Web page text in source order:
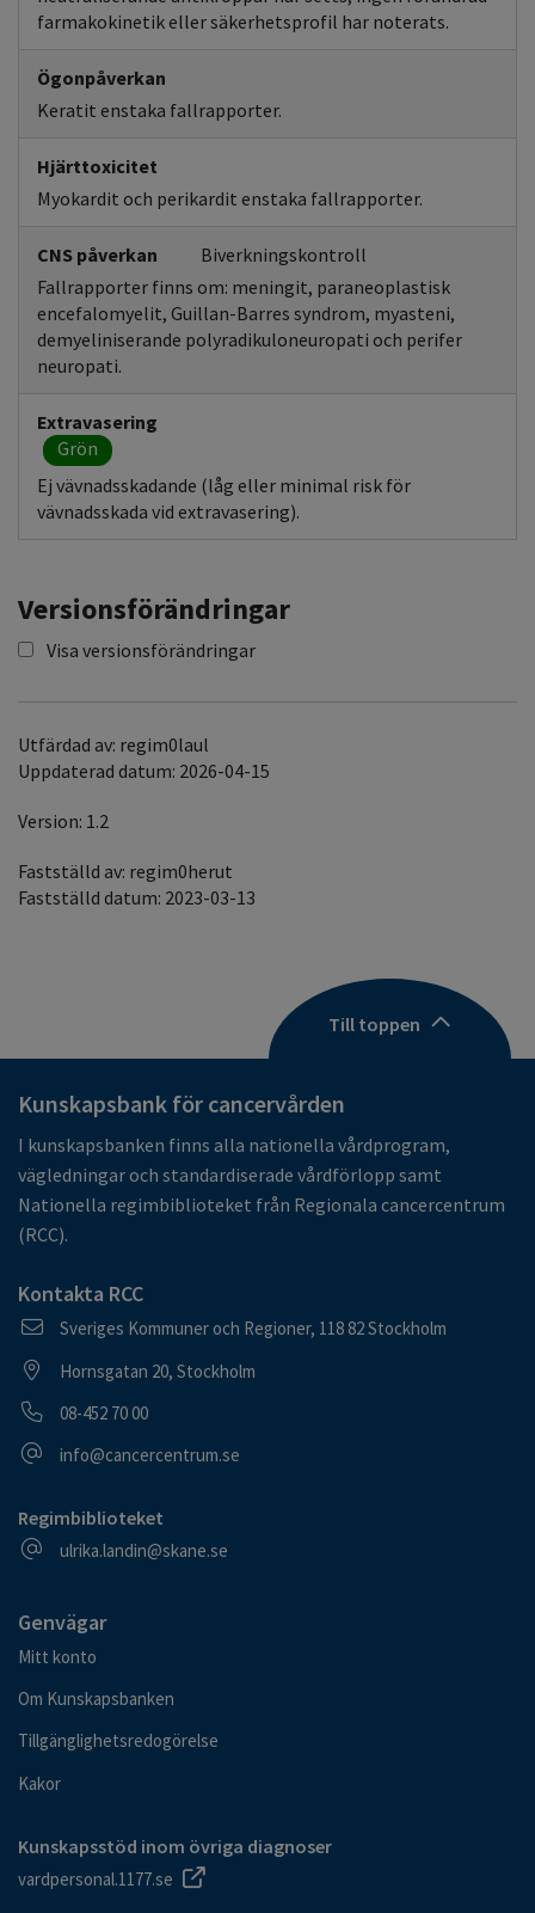
farmakokinetik eller säkerhetsprofil har noterats.
Ögonpåverkan
Keratit enstaka fallrapporter.
Hjärttoxicitet
Myokardit och perikardit enstaka fallrapporter.
CNS påverkan
Biverkningskontroll
Fallrapporter finns om: meningit, paraneoplastisk
encefalomyelit, Guillan-Barres syndrom, myasteni,
demyeliniserande polyradikuloneuropati och perifer
neuropati.
Extravasering
Grön
Ej vävnadsskadande (låg eller minimal risk för
vävnadsskada vid extravasering).
Versionsförändringar
Visa versionsförändringar
Utfärdad av: regim0laul
Uppdaterad datum: 2026-04-15
Version: 1.2
Fastställd av: regim0herut
Fastställd datum: 2023-03-13
Till toppen
Kunskapsbank för cancervården
I kunskapsbanken finns alla nationella vårdprogram,
vägledningar och standardiserade vårdförlopp samt
Nationella regimbiblioteket från Regionala cancercentrum
(RCC).
Kontakta RCC
Postadress
Sveriges Kommuner och Regioner, 118 82 Stockholm
Besöksadress
Hornsgatan 20, Stockholm
Telefonnummer
08-452 70 00
E-postadress
info@cancercentrum.se
Regimbiblioteket
E-postadress
ulrika.landin@skane.se
Genvägar
Mitt konto
Om Kunskapsbanken
Tillgänglighetsredogörelse
Kakor
Kunskapsstöd inom övriga diagnoser
vardpersonal.1177.se